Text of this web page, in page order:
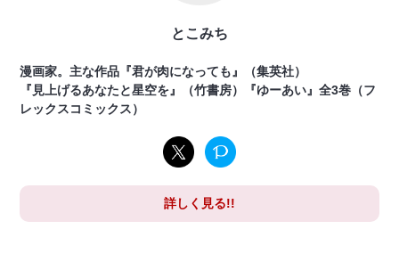
とこみち
漫画家。主な作品『君が肉になっても』（集英社）
『見上げるあなたと星空を』（竹書房）『ゆーあい』全3巻（フ
レックスコミックス）
詳しく見る!!